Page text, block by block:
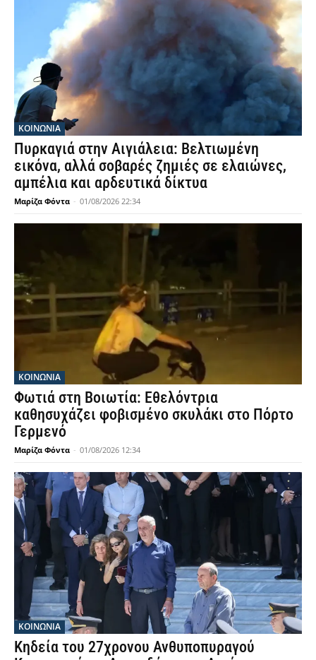
ΚΟΙΝΩΝΙΑ
Πυρκαγιά στην Αιγιάλεια: Βελτιωμένη
εικόνα, αλλά σοβαρές ζημιές σε ελαιώνες,
αμπέλια και αρδευτικά δίκτυα
Μαρίζα Φόντα - 01/08/2026 22:34
ΚΟΙΝΩΝΙΑ
Φωτιά στη Βοιωτία: Εθελόντρια
καθησυχάζει φοβισμένο σκυλάκι στο Πόρτο
Γερμενό
Μαρίζα Φόντα - 01/08/2026 12:34
ΚΟΙΝΩΝΙΑ
Κηδεία του 27χρονου Ανθυποπυραγού